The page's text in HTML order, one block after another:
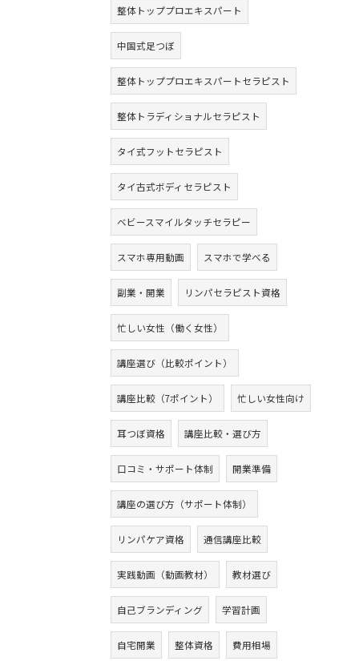
整体トッププロエキスパート
中国式足つぼ
整体トッププロエキスパートセラピスト
整体トラディショナルセラピスト
タイ式フットセラピスト
タイ古式ボディセラピスト
ベビースマイルタッチセラピー
スマホ専用動画 スマホで学べる
副業・開業 リンパセラピスト資格
忙しい女性（働く女性）
講座選び（比較ポイント）
講座比較（7ポイント） 忙しい女性向け
耳つぼ資格 講座比較・選び方
口コミ・サポート体制 開業準備
講座の選び方（サポート体制）
リンパケア資格 通信講座比較
実践動画（動画教材） 教材選び
自己ブランディング 学習計画
自宅開業 整体資格 費用相場